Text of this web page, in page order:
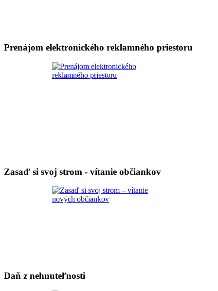
Prenájom elektronického reklamného priestoru
Zasaď si svoj strom - vítanie občiankov
Daň z nehnuteľnosti